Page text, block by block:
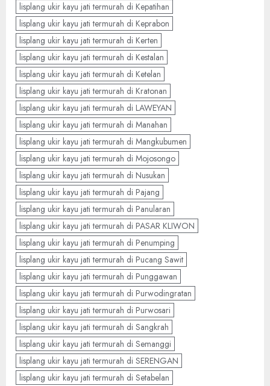
lisplang ukir kayu jati termurah di Kepatihan
lisplang ukir kayu jati termurah di Keprabon
lisplang ukir kayu jati termurah di Kerten
lisplang ukir kayu jati termurah di Kestalan
lisplang ukir kayu jati termurah di Ketelan
lisplang ukir kayu jati termurah di Kratonan
lisplang ukir kayu jati termurah di LAWEYAN
lisplang ukir kayu jati termurah di Manahan
lisplang ukir kayu jati termurah di Mangkubumen
lisplang ukir kayu jati termurah di Mojosongo
lisplang ukir kayu jati termurah di Nusukan
lisplang ukir kayu jati termurah di Pajang
lisplang ukir kayu jati termurah di Panularan
lisplang ukir kayu jati termurah di PASAR KLIWON
lisplang ukir kayu jati termurah di Penumping
lisplang ukir kayu jati termurah di Pucang Sawit
lisplang ukir kayu jati termurah di Punggawan
lisplang ukir kayu jati termurah di Purwodingratan
lisplang ukir kayu jati termurah di Purwosari
lisplang ukir kayu jati termurah di Sangkrah
lisplang ukir kayu jati termurah di Semanggi
lisplang ukir kayu jati termurah di SERENGAN
lisplang ukir kayu jati termurah di Setabelan